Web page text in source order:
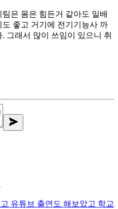
은 몸은 힘든거 같아도 일배
좋고 거기에 전기기능사 까
그래서 많이 쓰임이 있으니 취
유튜브 출연도 해보았고 학교